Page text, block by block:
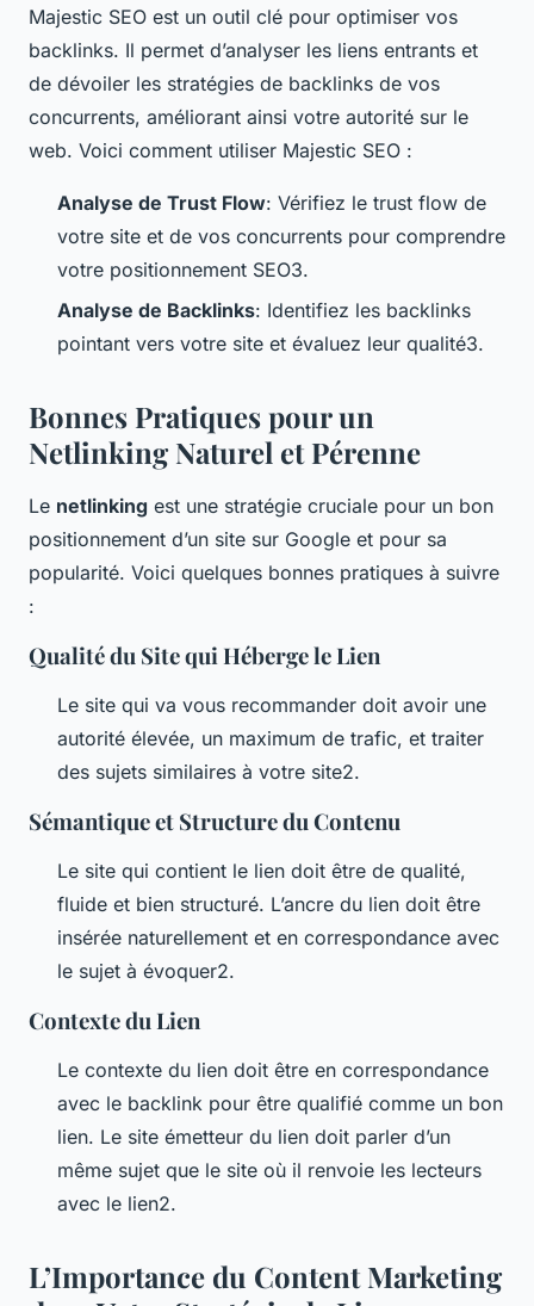
Majestic SEO est un outil clé pour optimiser vos
backlinks. Il permet d’analyser les liens entrants et
de dévoiler les stratégies de backlinks de vos
concurrents, améliorant ainsi votre autorité sur le
web. Voici comment utiliser Majestic SEO :
Analyse de Trust Flow: Vérifiez le trust flow de
votre site et de vos concurrents pour comprendre
votre positionnement SEO3.
Analyse de Backlinks: Identifiez les backlinks
pointant vers votre site et évaluez leur qualité3.
Bonnes Pratiques pour un
Netlinking Naturel et Pérenne
Le netlinking est une stratégie cruciale pour un bon
positionnement d’un site sur Google et pour sa
popularité. Voici quelques bonnes pratiques à suivre
:
Qualité du Site qui Héberge le Lien
Le site qui va vous recommander doit avoir une
autorité élevée, un maximum de trafic, et traiter
des sujets similaires à votre site2.
Sémantique et Structure du Contenu
Le site qui contient le lien doit être de qualité,
fluide et bien structuré. L’ancre du lien doit être
insérée naturellement et en correspondance avec
le sujet à évoquer2.
Contexte du Lien
Le contexte du lien doit être en correspondance
avec le backlink pour être qualifié comme un bon
lien. Le site émetteur du lien doit parler d’un
même sujet que le site où il renvoie les lecteurs
avec le lien2.
L’Importance du Content Marketing